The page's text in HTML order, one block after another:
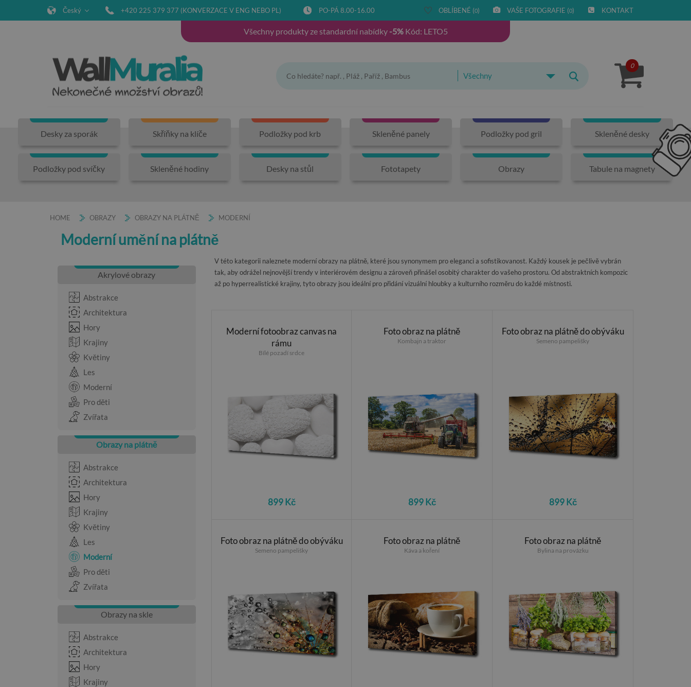
Český +420 225 379 377 (KONVERZACE V ENG NEBO PL) PO-PÁ 8.00-16.00 OBLÍBENÉ (0) VAŠE FOTOGRAFIE (0) KONTAKT
Všechny produkty ze standardní nabídky -5%Kód: LETO5
Všechny
0
Desky za sporák Skříňky na klíče Podložky pod krb Skleněné panely Podložky pod gril Skleněné desky
Podložky pod svíčky Skleněné hodiny Desky na stůl Fototapety Obrazy Tabule na magnety
HOME OBRAZY OBRAZY NA PLÁTNĚ MODERNÍ
Moderní umění na plátně
Akrylové obrazy
Abstrakce
Architektura
Hory
Krajiny
Květiny
Les
Moderní
Pro děti
Zvířata
Obrazy na plátně
Abstrakce
Architektura
Hory
Krajiny
Květiny
Les
Moderní
Pro děti
Zvířata
Obrazy na skle
Abstrakce
Architektura
Hory
Krajiny
V této kategorii naleznete moderní obrazy na plátně, které jsou synonymem pro eleganci a sofistikovanost. Každý kousek je pečlivě vybrán
tak, aby odrážel nejnovější trendy v interiérovém designu a zároveň přinášel osobitý charakter do vašeho prostoru. Od abstraktních kompozic
až po hyperrealistické krajiny, tyto obrazy jsou ideální pro přidání vizuální hloubky a kulturního rozměru do každé místnosti.
Moderní fotoobraz canvas na
rámu
Bílé pozadí srdce
899 Kč
Foto obraz na plátně
Kombajn a traktor
899 Kč
Foto obraz na plátně do obýváku
Semeno pampelišky
899 Kč
Foto obraz na plátně do obýváku
Semeno pampelišky
Foto obraz na plátně
Káva a koření
Foto obraz na plátně
Bylina na provázku